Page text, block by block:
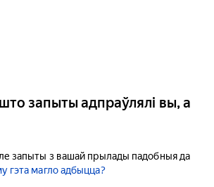
запыты адпраўлялі вы, а
запыты з вашай прылады падобныя да
гэта магло адбыцца?